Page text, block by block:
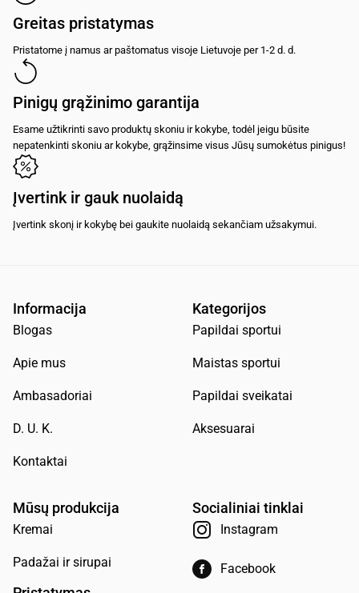
Greitas pristatymas
Pristatome į namus ar paštomatus visoje Lietuvoje per 1-2 d. d.
Pinigų grąžinimo garantija
Esame užtikrinti savo produktų skoniu ir kokybe, todėl jeigu būsite
nepatenkinti skoniu ar kokybe, grąžinsime visus Jūsų sumokėtus pinigus!
Įvertink ir gauk nuolaidą
Įvertink skonį ir kokybę bei gaukite nuolaidą sekančiam užsakymui.
Informacija
Blogas
Apie mus
Ambasadoriai
D. U. K.
Kontaktai
Kategorijos
Papildai sportui
Maistas sportui
Papildai sveikatai
Aksesuarai
Mūsų produkcija
Kremai
Padažai ir sirupai
Socialiniai tinklai
Instagram
Facebook